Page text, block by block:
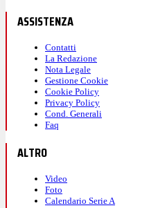
ASSISTENZA
Contatti
La Redazione
Nota Legale
Gestione Cookie
Cookie Policy
Privacy Policy
Cond. Generali
Faq
ALTRO
Video
Foto
Calendario Serie A